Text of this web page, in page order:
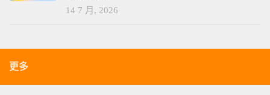
14 7 月, 2026
更多